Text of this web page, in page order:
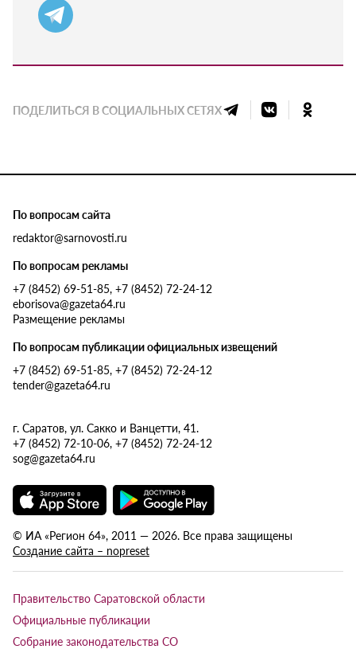
ПОДЕЛИТЬСЯ В СОЦИАЛЬНЫХ СЕТЯХ
По вопросам сайта
redaktor@sarnovosti.ru
По вопросам рекламы
+7 (8452) 69-51-85, +7 (8452) 72-24-12
eborisova@gazeta64.ru
Размещение рекламы
По вопросам публикации официальных извещений
+7 (8452) 69-51-85, +7 (8452) 72-24-12
tender@gazeta64.ru
г. Саратов, ул. Сакко и Ванцетти, 41.
+7 (8452) 72-10-06, +7 (8452) 72-24-12
sog@gazeta64.ru
© ИА «Регион 64», 2011 — 2026. Все права защищены
Создание сайта – nopreset
Правительство Саратовской области
Официальные публикации
Собрание законодательства СО